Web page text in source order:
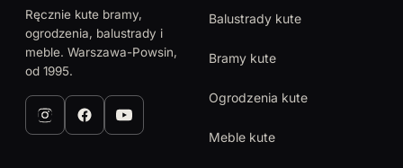
Ręcznie kute bramy,
ogrodzenia, balustrady i
meble. Warszawa-Powsin,
od 1995.
Balustrady kute
Bramy kute
Ogrodzenia kute
Meble kute